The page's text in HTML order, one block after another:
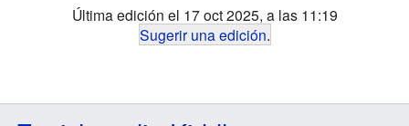
Última edición el 17 oct 2025, a las 11:19
Sugerir una edición.